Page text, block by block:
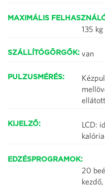
MAXIMÁLIS
135 kg
SZÁLLÍTÓGÖRGŐK: van
PULZUSMÉRÉS:
KIJELZŐ:
LCD:
kalória
EDZÉSPROGRAMOK:
20